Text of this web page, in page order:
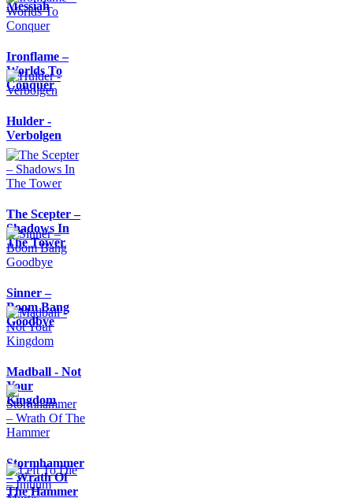
Messiah
Ironflame –
Worlds To
Conquer
Hulder -
Verbolgen
The Scepter –
Shadows In
The Tower
Sinner –
Boom Bang
Goodbye
Madball - Not
Your
Kingdom
Stormhammer
– Wrath Of
The Hammer